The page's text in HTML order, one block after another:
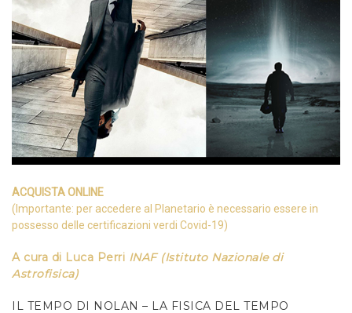
ACQUISTA ONLINE
(Importante: per accedere al Planetario è necessario essere in
possesso delle certificazioni verdi Covid-19)
A cura di Luca Perri INAF (Istituto Nazionale di
Astrofisica)
IL TEMPO DI NOLAN – LA FISICA DEL TEMPO